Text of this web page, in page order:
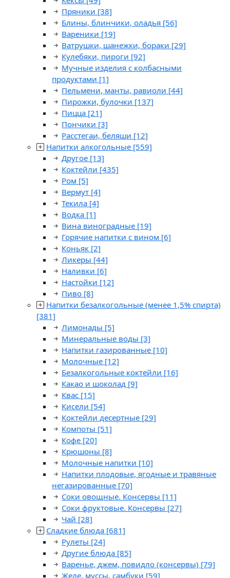
Пряники [38]
Блины, блинчики, оладья [56]
Вареники [19]
Ватрушки, шанежки, бораки [29]
Кулебяки, пироги [92]
Мучные изделия с колбасными
продуктами [1]
Пельмени, манты, равиоли [44]
Пирожки, булочки [137]
Пицца [21]
Пончики [3]
Расстегаи, беляши [12]
Напитки алкогольные [559]
Другое [13]
Коктейли [435]
Ром [5]
Вермут [4]
Текила [4]
Водка [1]
Вина виноградные [19]
Горячие напитки с вином [6]
Коньяк [2]
Ликеры [44]
Наливки [6]
Настойки [12]
Пиво [8]
Напитки безалкогольные (менее 1,5% спирта)
[381]
Лимонады [5]
Минеральные воды [3]
Напитки газированные [10]
Молочные [12]
Безалкогольные коктейли [16]
Какао и шоколад [9]
Квас [15]
Кисели [54]
Коктейли десертные [29]
Компоты [51]
Кофе [20]
Крюшоны [8]
Молочные напитки [10]
Напитки плодовые, ягодные и травяные
негазированные [70]
Соки овощные. Консервы [11]
Соки фруктовые. Консервы [27]
Чай [28]
Сладкие блюда [681]
Рулеты [24]
Другие блюда [85]
Варенье, джем, повидло (консервы) [79]
Желе, муссы, самбуки [59]